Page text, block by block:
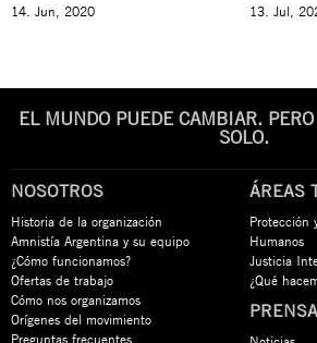
14. Jun, 2020 13. Jul,
EL MUNDO PUEDE CAMBIAR.
SOLO.
NOSOTROS
Historia de la organización
Amnistía Argentina y su equipo
¿Cómo funcionamos?
Ofertas de trabajo
Cómo nos organizamos
Orígenes del movimiento
Preguntas frecuentes
ÁREAS
Protección
Humanos
Justicia
¿Qué
PRENSA